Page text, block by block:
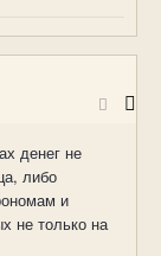
денег не
либо
и
не только на